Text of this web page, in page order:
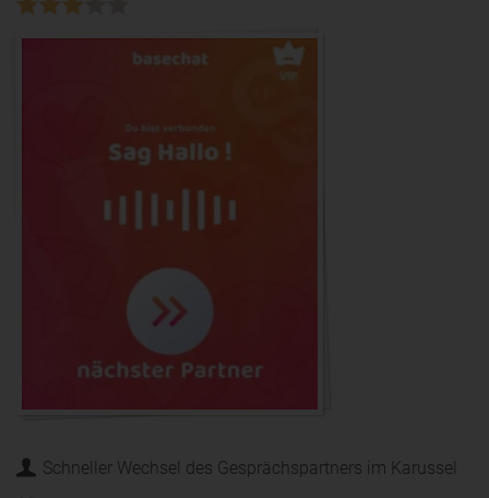
Schneller Wechsel des Gesprächspartners im Karussel